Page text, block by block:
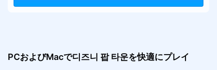
PCおよびMacで디즈니 팝 타운を快適にプレイ